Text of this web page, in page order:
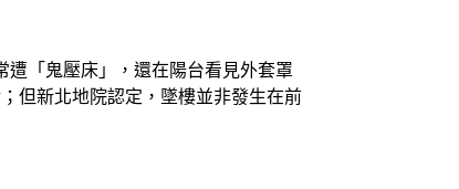
遭「鬼壓床」，還在陽台看見外套罩
但新北地院認定，墜樓並非發生在前